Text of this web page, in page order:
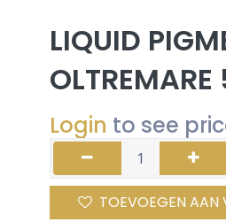
LIQUID
Login to see
TOEVOEGEN AAN